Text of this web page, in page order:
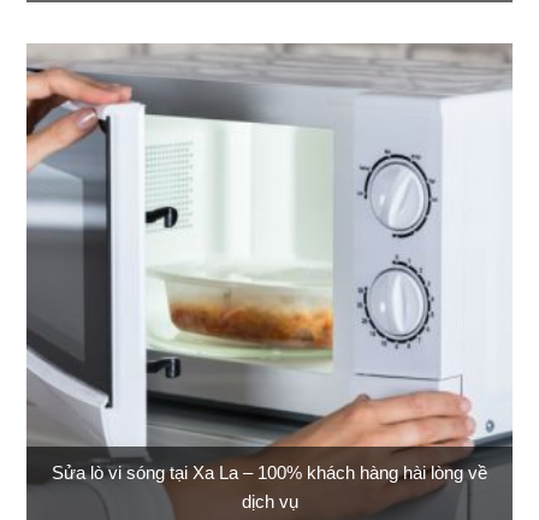
Sửa lò vi sóng tại Xa La – 100% khách hàng hài lòng về
dịch vụ